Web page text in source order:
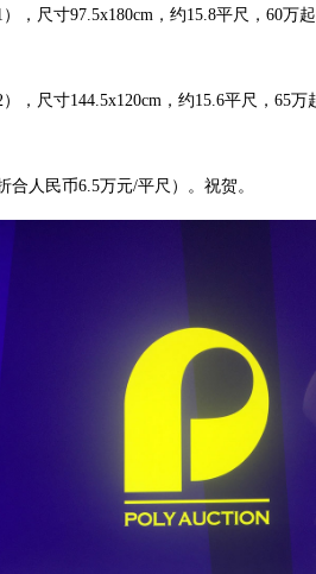
，尺寸97.5x180cm，约15.8平尺，60万
，尺寸144.5x120cm，约15.6平尺，65
合人民币6.5万元/平尺）。祝贺。